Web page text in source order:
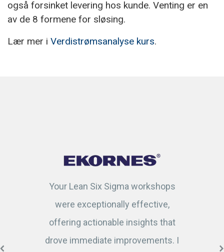
også forsinket levering hos kunde. Venting er en
av de 8 formene for sløsing.
Lær mer i Verdistrømsanalyse kurs.
Your Lean Six Sigma workshops
were exceptionally effective,
offering actionable insights that
drove immediate improvements. I